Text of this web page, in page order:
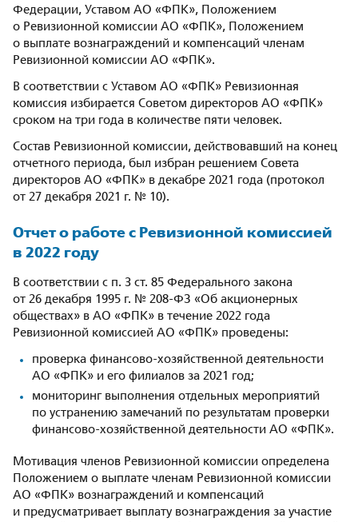
Федерации, Уставом АО «ФПК», Положением
о Ревизионной комиссии АО «ФПК», Положением
о выплате вознаграждений и компенсаций членам
Ревизионной комиссии АО «ФПК».
В соответствии с Уставом АО «ФПК» Ревизионная
комиссия избирается Советом директоров АО «ФПК»
сроком на три года в количестве пяти человек.
Состав Ревизионной комиссии, действовавший на конец
отчетного периода, был избран решением Совета
директоров АО «ФПК» в декабре 2021 года (протокол
от 27 декабря 2021 г. № 10).
Отчет о работе с Ревизионной комиссией
в 2022 году
В соответствии с п. 3 ст. 85 Федерального закона
от 26 декабря 1995 г. № 208-ФЗ «Об акционерных
обществах» в АО «ФПК» в течение 2022 года
Ревизионной комиссией АО «ФПК» проведены:
проверка финансово-хозяйственной деятельности
АО «ФПК» и его филиалов за 2021 год;
мониторинг выполнения отдельных мероприятий
по устранению замечаний по результатам проверки
финансово-хозяйственной деятельности АО «ФПК».
Мотивация членов Ревизионной комиссии определена
Положением о выплате членам Ревизионной комиссии
АО «ФПК» вознаграждений и компенсаций
и предусматривает выплату вознаграждения за участие